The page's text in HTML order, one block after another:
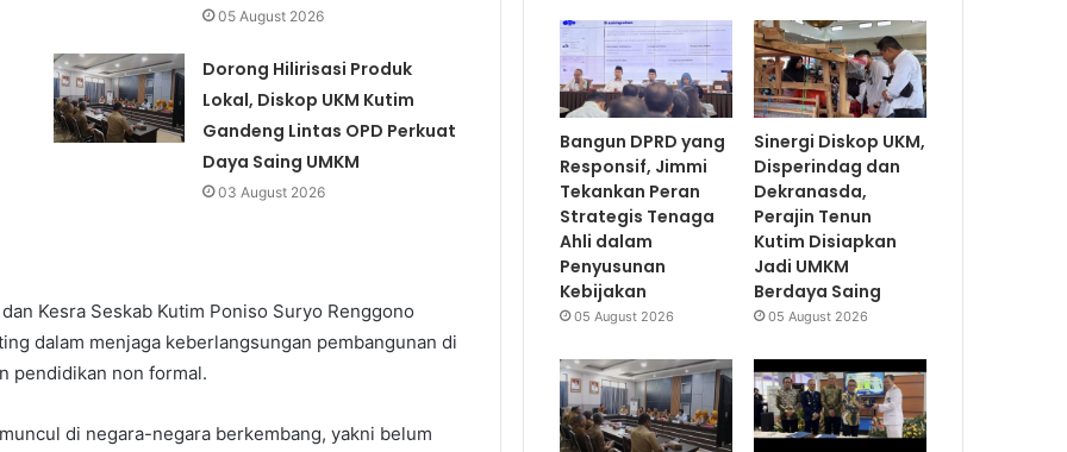
05 August 2026
Dorong Hilirisasi Produk
Lokal, Diskop UKM Kutim
Gandeng Lintas OPD Perkuat
Daya Saing UMKM
03 August 2026
Kesra Seskab Kutim Poniso Suryo Renggono
dalam menjaga keberlangsungan pembangunan di
pendidikan non formal.
di negara-negara berkembang, yakni belum
Bangun DPRD yang
Responsif, Jimmi
Tekankan Peran
Strategis Tenaga
Ahli dalam
Penyusunan
Kebijakan
05 August 2026
Sinergi Diskop UKM,
Disperindag dan
Dekranasda,
Perajin Tenun
Kutim Disiapkan
Jadi UMKM
Berdaya Saing
05 August 2026